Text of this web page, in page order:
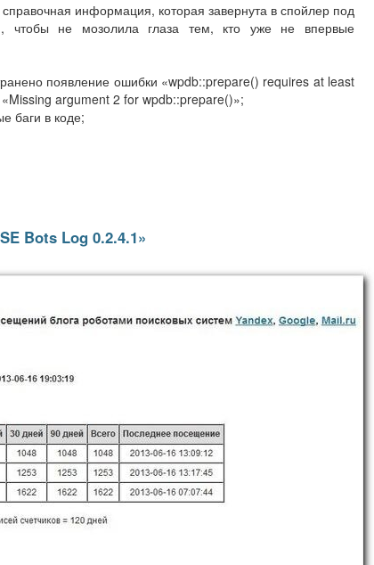
информация, которая завернута в спойлер под
чтобы не мозолила глаза тем, кто уже не впервые
появление ошибки «wpdb::prepare() requires at least
argument 2 for wpdb::prepare()»;
баги в коде;
SE Bots Log 0.2.4.1»